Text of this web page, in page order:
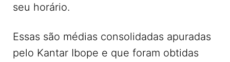
seu horário.
Essas são médias consolidadas apuradas
pelo Kantar Ibope e que foram obtidas